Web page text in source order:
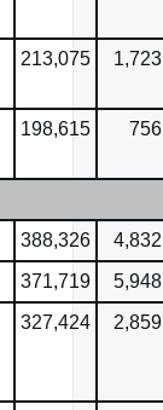
213,075
198,615
388,326
371,719
327,424